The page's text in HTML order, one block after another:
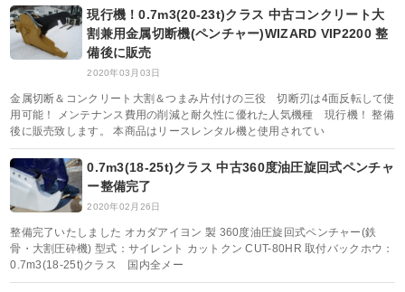
現行機！0.7m3(20-23t)クラス 中古コンクリート大
割兼用金属切断機(ペンチャー)WIZARD VIP2200 整
備後に販売
2020年03月03日
金属切断＆コンクリート大割＆つまみ片付けの三役 切断刃は4面反転して使
用可能！ メンテナンス費用の削減と耐久性に優れた人気機種 現行機！ 整備
後に販売致します。 本商品はリースレンタル機と使用されてい
0.7m3(18-25t)クラス 中古360度油圧旋回式ペンチャ
ー整備完了
2020年02月26日
整備完了いたしました オカダアイヨン 製 360度油圧旋回式ペンチャー(鉄
骨・大割圧砕機) 型式：サイレント カットクン CUT-80HR 取付バックホウ：
0.7m3(18-25t)クラス 国内全メー